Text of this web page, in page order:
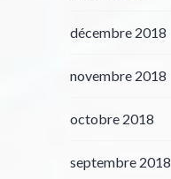
décembre 2018
novembre 2018
octobre 2018
septembre 2018